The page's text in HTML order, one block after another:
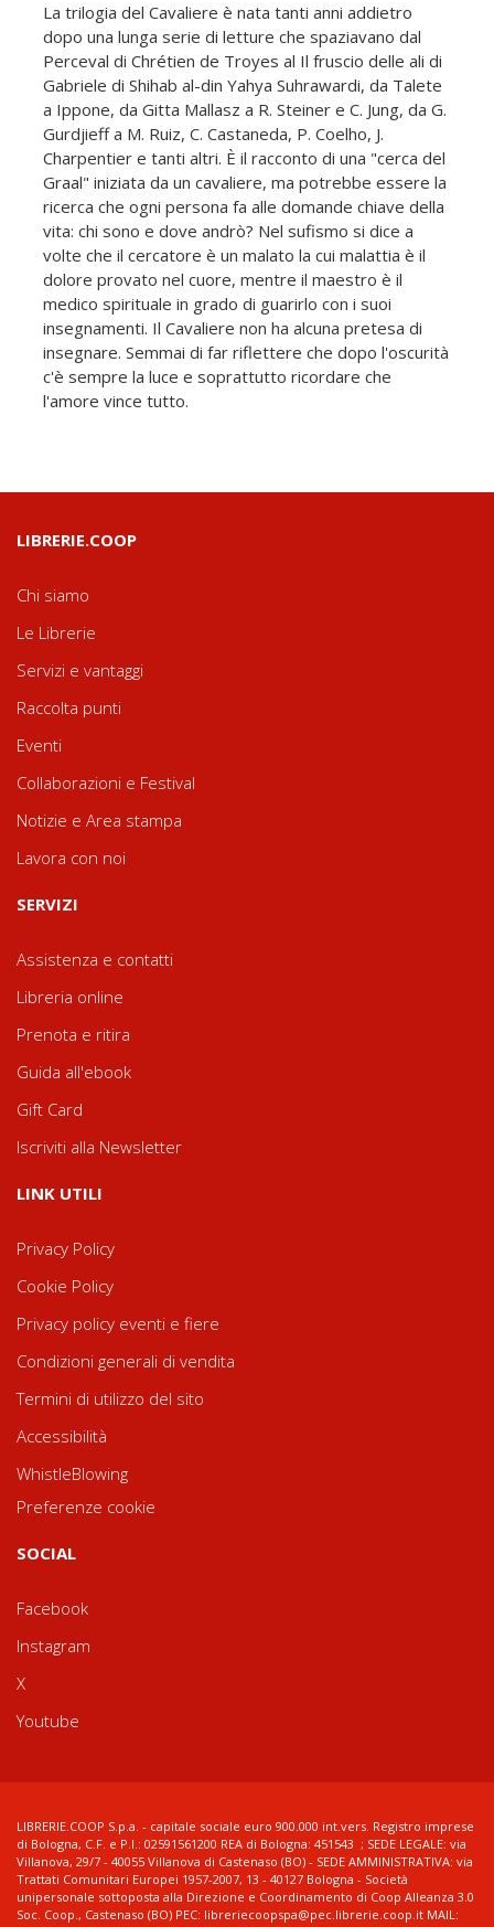
La trilogia del Cavaliere è nata tanti anni addietro
dopo una lunga serie di letture che spaziavano dal
Perceval di Chrétien de Troyes al Il fruscio delle ali di
Gabriele di Shihab al-din Yahya Suhrawardi, da Talete
a Ippone, da Gitta Mallasz a R. Steiner e C. Jung, da G.
Gurdjieff a M. Ruiz, C. Castaneda, P. Coelho, J.
Charpentier e tanti altri. È il racconto di una "cerca del
Graal" iniziata da un cavaliere, ma potrebbe essere la
ricerca che ogni persona fa alle domande chiave della
vita: chi sono e dove andrò? Nel sufismo si dice a
volte che il cercatore è un malato la cui malattia è il
dolore provato nel cuore, mentre il maestro è il
medico spirituale in grado di guarirlo con i suoi
insegnamenti. Il Cavaliere non ha alcuna pretesa di
insegnare. Semmai di far riflettere che dopo l'oscurità
c'è sempre la luce e soprattutto ricordare che
l'amore vince tutto.
LIBRERIE.COOP
Chi siamo
Le Librerie
Servizi e vantaggi
Raccolta punti
Eventi
Collaborazioni e Festival
Notizie e Area stampa
Lavora con noi
SERVIZI
Assistenza e contatti
Libreria online
Prenota e ritira
Guida all'ebook
Gift Card
Iscriviti alla Newsletter
LINK UTILI
Privacy Policy
Cookie Policy
Privacy policy eventi e fiere
Condizioni generali di vendita
Termini di utilizzo del sito
Accessibilità
WhistleBlowing
Preferenze cookie
SOCIAL
Facebook
Instagram
X
Youtube
LIBRERIE.COOP S.p.a. - capitale sociale euro 900.000 int.vers. Registro imprese
di Bologna, C.F. e P.I.: 02591561200 REA di Bologna: 451543 ; SEDE LEGALE: via
Villanova, 29/7 - 40055 Villanova di Castenaso (BO) - SEDE AMMINISTRATIVA: via
Trattati Comunitari Europei 1957-2007, 13 - 40127 Bologna - Società
unipersonale sottoposta alla Direzione e Coordinamento di Coop Alleanza 3.0
Soc. Coop., Castenaso (BO) PEC: libreriecoopspa@pec.librerie.coop.it MAIL: